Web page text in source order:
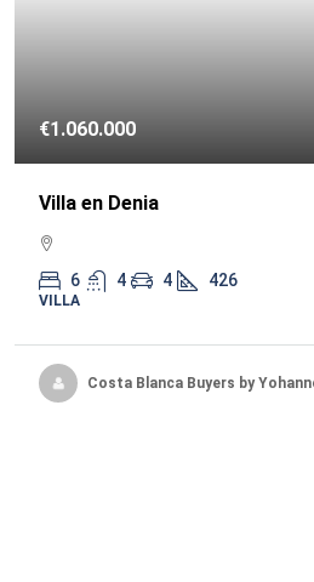
€1.060.000
Villa en Denia
6 4 4 426
VILLA
Costa Blanca Buyers by